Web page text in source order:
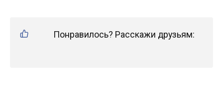
Понравилось? Расскажи друзьям: